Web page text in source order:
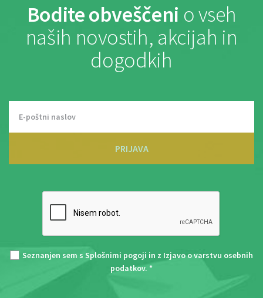
Bodite obveščeni o vseh
naših novostih, akcijah in
dogodkih
PRIJAVA
Seznanjen sem s Splošnimi pogoji in z Izjavo o varstvu osebnih
podatkov. *